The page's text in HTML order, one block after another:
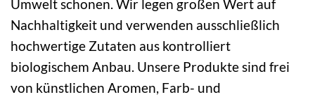
Umwelt schonen. Wir legen großen Wert auf
Nachhaltigkeit und verwenden ausschließlich
hochwertige Zutaten aus kontrolliert
biologischem Anbau. Unsere Produkte sind frei
von künstlichen Aromen, Farb- und